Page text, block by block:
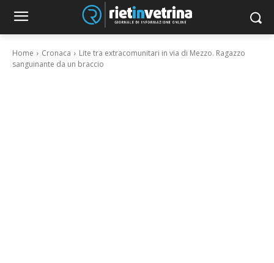
Home Cronaca
Lite tra extracomunitari in via di Mezzo. Ragazzo
sanguinante da un braccio